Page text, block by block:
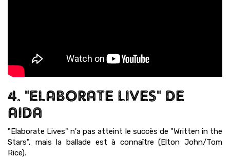
4. "ELABORATE LIVES" DE
AIDA
"Elaborate Lives" n'a pas atteint le succès de "Written in the
Stars", mais la ballade est à connaître (Elton John/Tom
Rice).